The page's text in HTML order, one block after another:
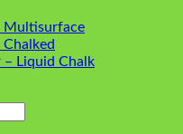
Multisurface
– Liquid Chalk